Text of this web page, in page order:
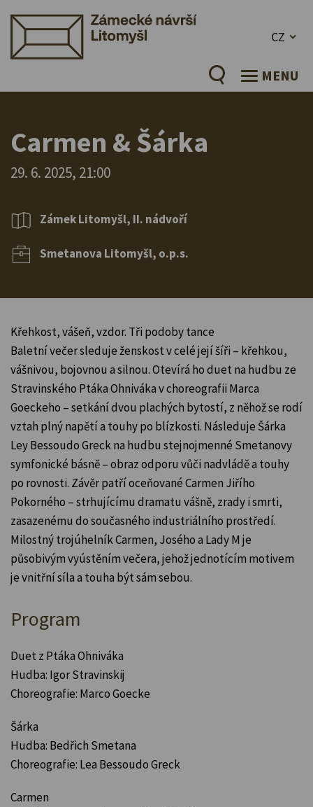
CZ
MENU
Carmen & Šárka
29. 6. 2025, 21:00
Zámek Litomyšl, II. nádvoří
Smetanova Litomyšl, o.p.s.
Křehkost, vášeň, vzdor. Tři podoby tance
Baletní večer sleduje ženskost v celé její šíři – křehkou,
vášnivou, bojovnou a silnou. Otevírá ho duet na hudbu ze
Stravinského Ptáka Ohniváka v choreografii Marca
Goeckeho – setkání dvou plachých bytostí, z něhož se rodí
vztah plný napětí a touhy po blízkosti. Následuje Šárka
Ley Bessoudo Greck na hudbu stejnojmenné Smetanovy
symfonické básně – obraz odporu vůči nadvládě a touhy
po rovnosti. Závěr patří oceňované Carmen Jiřího
Pokorného – strhujícímu dramatu vášně, zrady i smrti,
zasazenému do současného industriálního prostředí.
Milostný trojúhelník Carmen, Josého a Lady M je
působivým vyústěním večera, jehož jednotícím motivem
je vnitřní síla a touha být sám sebou.
Program
Duet z Ptáka Ohniváka
Hudba: Igor Stravinskij
Choreografie: Marco Goecke
Šárka
Hudba: Bedřich Smetana
Choreografie: Lea Bessoudo Greck
Carmen